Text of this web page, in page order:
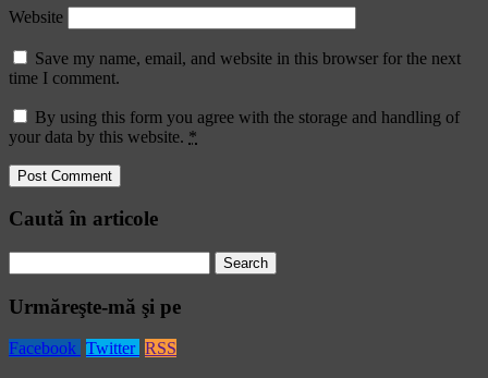
Website
Save my name, email, and website in this browser for the next
time I comment.
By using this form you agree with the storage and handling of
your data by this website. *
Caută în articole
for:
Urmăreşte-mă şi pe
Facebook Twitter RSS